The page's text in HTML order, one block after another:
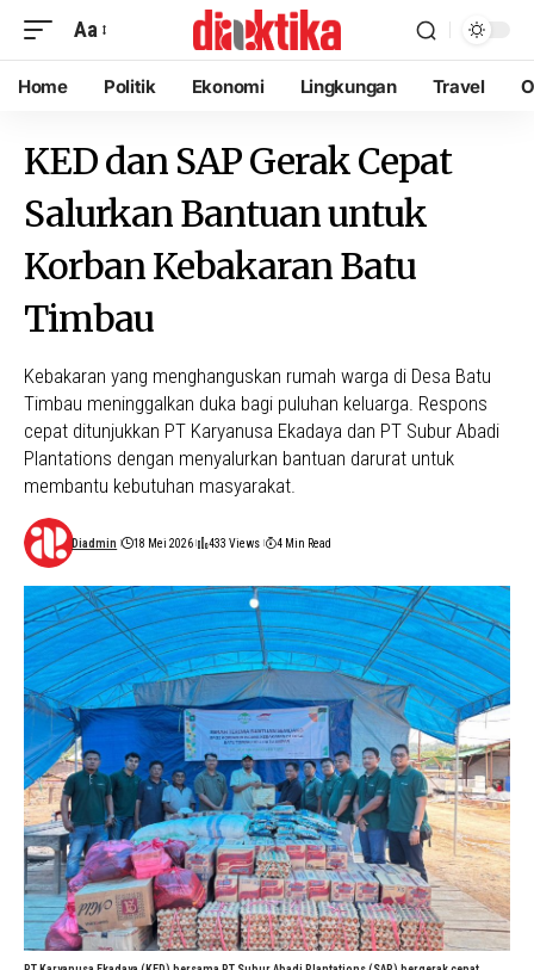
Aa
Home Politik Ekonomi Lingkungan Travel
KED dan SAP Gerak Cepat
Salurkan Bantuan untuk
Korban Kebakaran Batu
Timbau
Kebakaran yang menghanguskan rumah warga di Desa Batu
Timbau meninggalkan duka bagi puluhan keluarga. Respons
cepat ditunjukkan PT Karyanusa Ekadaya dan PT Subur Abadi
Plantations dengan menyalurkan bantuan darurat untuk
membantu kebutuhan masyarakat.
Diadmin 18 Mei 2026 433 Views 4 Min Read